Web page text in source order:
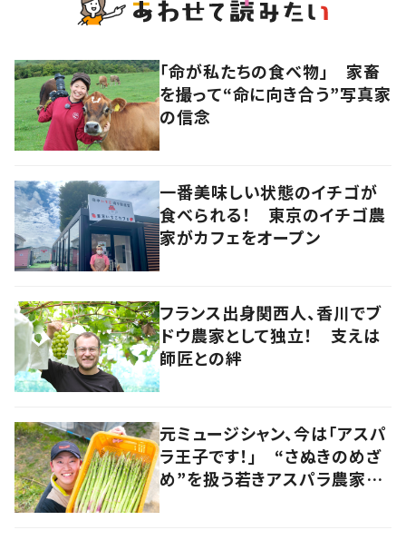
「命が私たちの食べ物」 家畜
を撮って“命に向き合う”写真家
の信念
一番美味しい状態のイチゴが
食べられる！ 東京のイチゴ農
家がカフェをオープン
フランス出身関西人、香川でブ
ドウ農家として独立！ 支えは
師匠との絆
元ミュージシャン、今は「アスパ
ラ王子です！」 “さぬきのめざ
め”を扱う若きアスパラ農家の